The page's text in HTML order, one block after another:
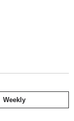
Weekly